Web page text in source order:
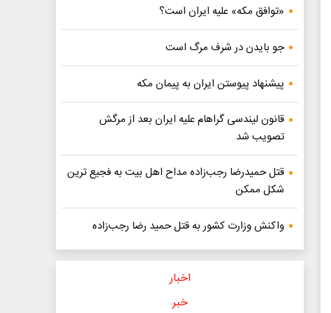
«توافق مکه» علیه ایران است؟
جو بایدن در شرف مرگ است
پیشنهاد پیوستن ایران به پیمان مکه
قانون لیندسی گراهام علیه ایران بعد از مرگش
تصویب شد
قتل حمیدرضا رجب‌زاده مداح اهل بیت به فجیع ترین
شکل ممکن
واکنش وزارت کشور به قتل حمید رضا رجب‌زاده
اخبار
خبر